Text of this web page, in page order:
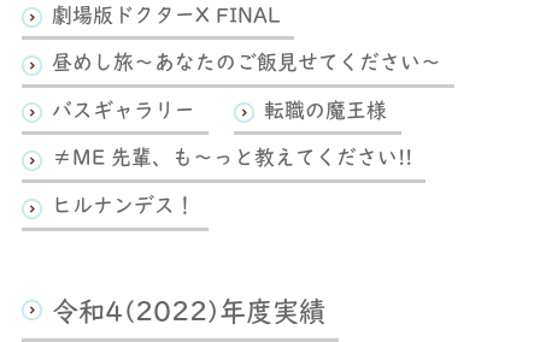
劇場版ドクターX FINAL
昼めし旅～あなたのご飯見せてください～
バスギャラリー 転職の魔王様
≠ME 先輩、も～っと教えてください!!
ヒルナンデス！
令和4(2022)年度実績